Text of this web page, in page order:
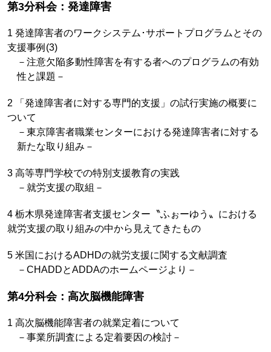
第3分科会：発達障害
1 発達障害者のワークシステム･サポートプログラムとその
支援事例(3)
－注意欠陥多動性障害を有する者へのプログラムの有効
性と課題－
2 「発達障害者に対する専門的支援」の試行実施の概要に
ついて
－東京障害者職業センターにおける発達障害者に対する
新たな取り組み－
3 高等専門学校での特別支援教育の実践
－就労支援の取組－
4 栃木県発達障害者支援センター〝ふぉーゆう〟における
就労支援の取り組みの中から見えてきたもの
5 米国におけるADHDの就労支援に関する文献調査
－CHADDとADDAのホームページより－
第4分科会：高次脳機能障害
1 高次脳機能障害者の就業定着について
－事業所調査による定着要因の検討－